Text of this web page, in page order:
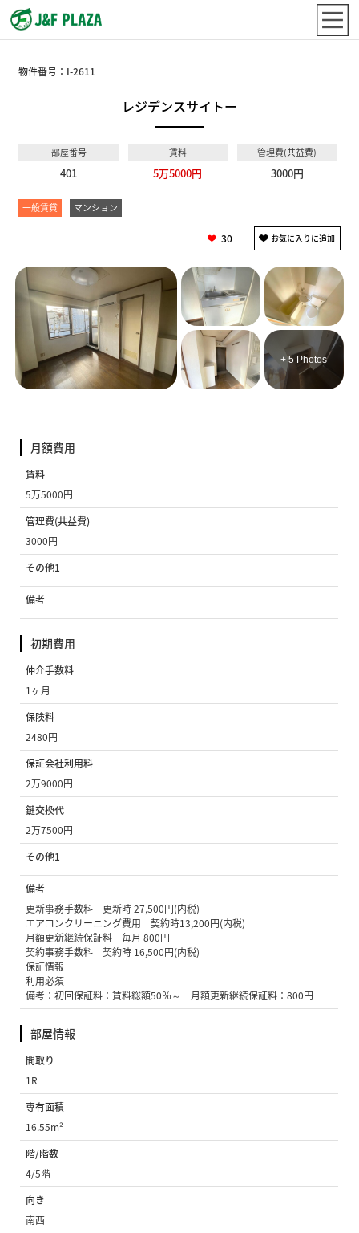
物件番号： I-2611
レジデンスサイトー
部屋番号
401
賃料
5万5000円
管理費(共益費)
3000円
一般賃貸 マンション
30
+ 5 Photos
月額費用
賃料
5万5000円
管理費(共益費)
3000円
その他1
備考
初期費用
仲介手数料
1ヶ月
保険料
2480円
保証会社利用料
2万9000円
鍵交換代
2万7500円
その他1
備考
更新事務手数料 更新時 27,500円(内税)
エアコンクリーニング費用 契約時13,200円(内税)
月額更新継続保証料 毎月 800円
契約事務手数料 契約時 16,500円(内税)
保証情報
利用必須
備考：初回保証料：賃料総額50％～ 月額更新継続保証料：800円
部屋情報
間取り
1R
専有面積
16.55m²
階/階数
4/5階
向き
南西